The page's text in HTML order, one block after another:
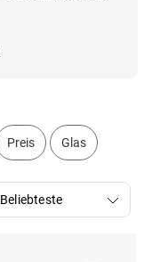
Preis Glas